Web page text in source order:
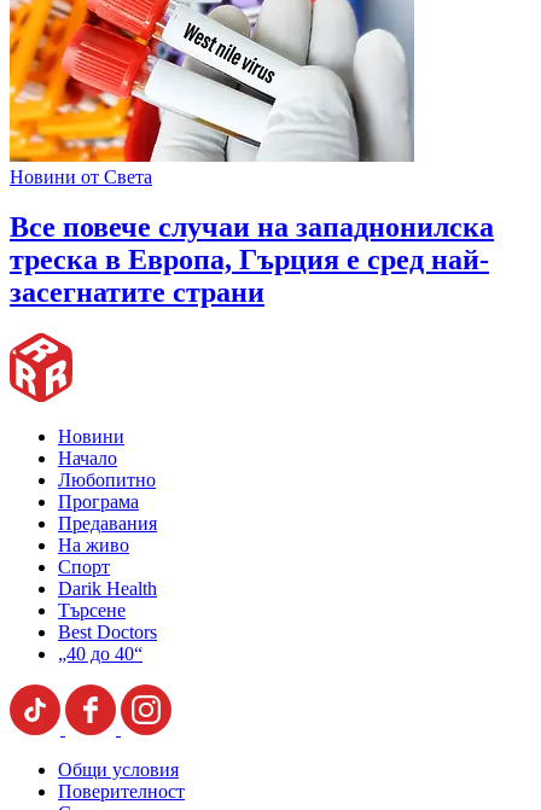
Новини от Света
Все повече случаи на западнонилска
треска в Европа, Гърция е сред най-
засегнатите страни
Новини
Начало
Любопитно
Програма
Предавания
На живо
Спорт
Darik Health
Търсене
Best Doctors
„40 до 40“
Общи условия
Поверителност